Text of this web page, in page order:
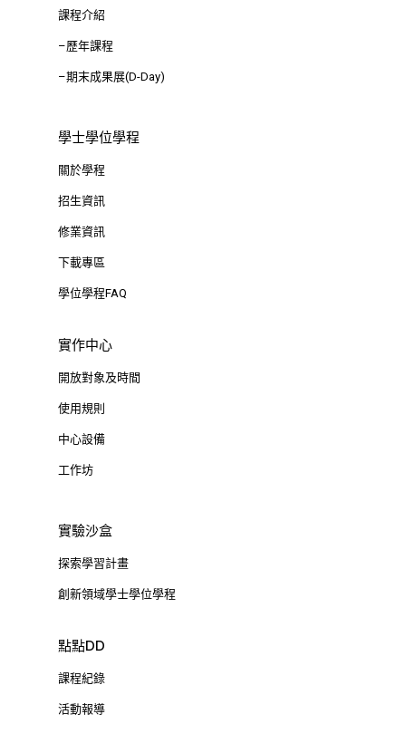
課程介紹
–歷年課程
–期末成果展(D-Day)
學士學位學程
關於學程
招生資訊
修業資訊
下載專區
學位學程FAQ
實作中心
開放對象及時間
使用規則
中心設備
工作坊
實驗沙盒
探索學習計畫
創新領域學士學位學程
點點DD
課程紀錄
活動報導